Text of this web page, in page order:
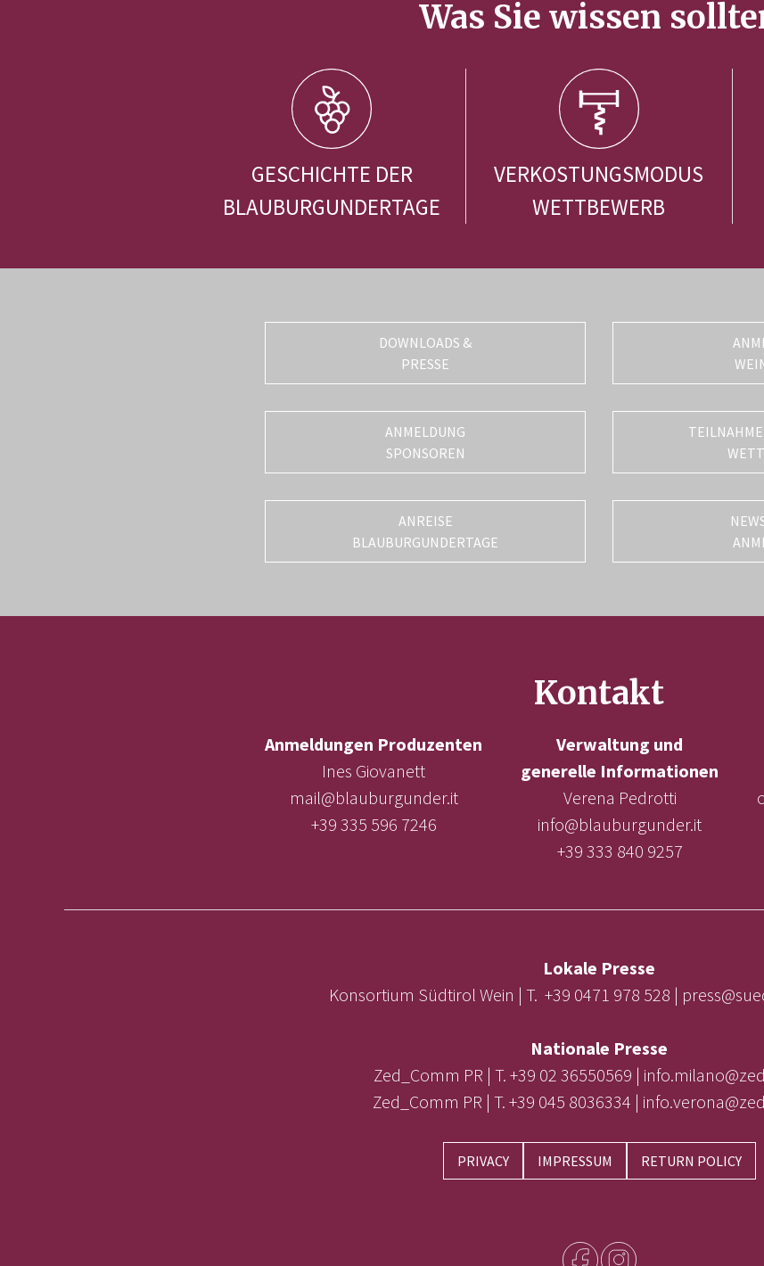
Was Sie wissen
GESCHICHTE DER
BLAUBURGUNDERTAGE
VERKOSTUNGSMODUS
WETTBEWERB
DOWNLOADS &
PRESSE
ANMELDUNG
SPONSOREN
ANREISE
BLAUBURGUNDERTAGE
Kontakt
Anmeldungen Produzenten
Ines Giovanett
mail@blauburgunder.it
+39 335 596 7246
Verwaltung und
generelle Informationen
Verena Pedrotti
info@blauburgunder.it
+39 333 840 9257
Lokale Presse
Konsortium Südtirol Wein | T. +39 0471 978 528 |
Nationale Presse
Zed_Comm PR | T. +39 02 36550569 |
Zed_Comm PR | T. +39 045 8036334 |
PRIVACY IMPRESSUM RETURN POLICY